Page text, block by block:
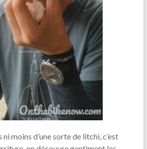
ni moins d’une sorte de litchi, c’est